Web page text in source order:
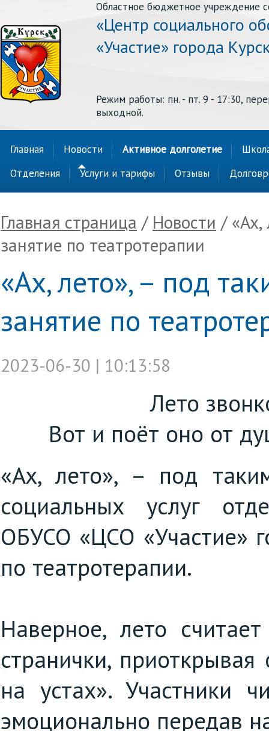
Областное бюджетное учреждение
«Центр социального
«Участие» города
Режим работы: пн. - пт. 9 - 17:30,
выходной.
Главная Новости Активное долголетие
Отделения
Услуги и тарифы Отзывы
Главная страница / Новости / «Ах,
занятие по театротерапии
«Ах, лето», – под
занятие по
2023-06-30 | 10:13:58
Лето
Вот и поёт оно от
«Ах, лето», – под
социальных услуг
ОБУСО «ЦСО «Участие»
по театротерапии.
Наверное, лето
странички,
на устах». Участники
эмоционально передав